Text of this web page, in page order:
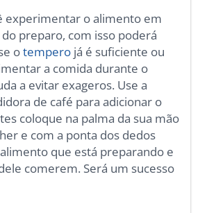
experimentar o alimento em
do preparo, com isso poderá
otempero já é suficiente ou
a comida durante o
a evitar exageros. Use a
de café para adicionar o
coloque na palma da sua mão
e com a ponta dos dedos
que está preparando e
comerem. Será um sucesso